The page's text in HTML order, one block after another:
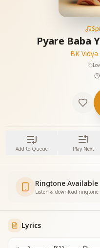
Pyare Baba
BK
Add to Queue Play Next
Ringtone Available
Listen & download ringtone
Lyrics